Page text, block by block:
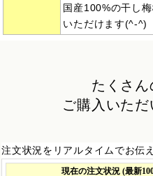
国産100%の干し梅
いただけます(^-^)
たくさん
ご購入いただ
注文状況をリアルタイムでお伝え